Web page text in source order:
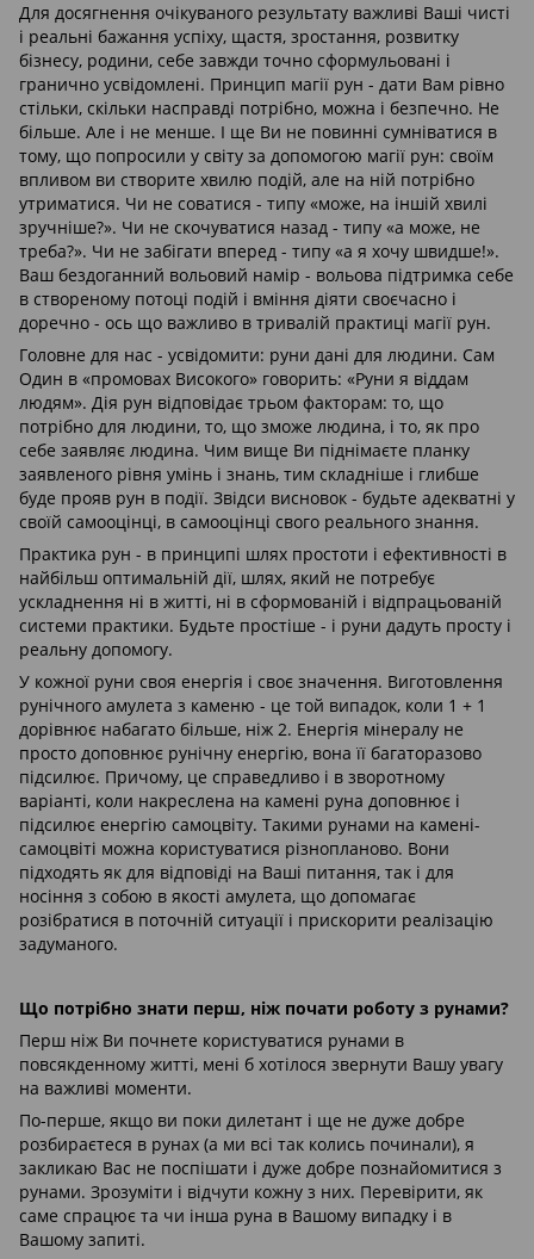
Для досягнення очікуваного результату важливі Ваші чисті
і реальні бажання успіху, щастя, зростання, розвитку
бізнесу, родини, себе завжди точно сформульовані і
гранично усвідомлені. Принцип магії рун - дати Вам рівно
стільки, скільки насправді потрібно, можна і безпечно. Не
більше. Але і не менше. І ще Ви не повинні сумніватися в
тому, що попросили у світу за допомогою магії рун: своїм
впливом ви створите хвилю подій, але на ній потрібно
утриматися. Чи не соватися - типу «може, на іншій хвилі
зручніше?». Чи не скочуватися назад - типу «а може, не
треба?». Чи не забігати вперед - типу «а я хочу швидше!».
Ваш бездоганний вольовий намір - вольова підтримка себе
в створеному потоці подій і вміння діяти своєчасно і
доречно - ось що важливо в тривалій практиці магії рун.
Головне для нас - усвідомити: руни дані для людини. Сам
Один в «промовах Високого» говорить: «Руни я віддам
людям». Дія рун відповідає трьом факторам: то, що
потрібно для людини, то, що зможе людина, і то, як про
себе заявляє людина. Чим вище Ви піднімаєте планку
заявленого рівня умінь і знань, тим складніше і глибше
буде прояв рун в події. Звідси висновок - будьте адекватні у
своїй самооцінці, в самооцінці свого реального знання.
Практика рун - в принципі шлях простоти і ефективності в
найбільш оптимальній дії, шлях, який не потребує
ускладнення ні в житті, ні в сформованій і відпрацьованій
системи практики. Будьте простіше - і руни дадуть просту і
реальну допомогу.
У кожної руни своя енергія і своє значення. Виготовлення
рунічного амулета з каменю - це той випадок, коли 1 + 1
дорівнює набагато більше, ніж 2. Енергія мінералу не
просто доповнює рунічну енергію, вона її багаторазово
підсилює. Причому, це справедливо і в зворотному
варіанті, коли накреслена на камені руна доповнює і
підсилює енергію самоцвіту. Такими рунами на камені-
самоцвіті можна користуватися різнопланово. Вони
підходять як для відповіді на Ваші питання, так і для
носіння з собою в якості амулета, що допомагає
розібратися в поточній ситуації і прискорити реалізацію
задуманого.
Що потрібно знати перш, ніж почати роботу з рунами?
Перш ніж Ви почнете користуватися рунами в
повсякденному житті, мені б хотілося звернути Вашу увагу
на важливі моменти.
По-перше, якщо ви поки дилетант і ще не дуже добре
розбираєтеся в рунах (а ми всі так колись починали), я
закликаю Вас не поспішати і дуже добре познайомитися з
рунами. Зрозуміти і відчути кожну з них. Перевірити, як
саме спрацює та чи інша руна в Вашому випадку і в
Вашому запиті.